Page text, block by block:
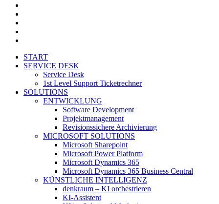
Close
Menu
START
SERVICE DESK
Service Desk
1st Level Support Ticketrechner
SOLUTIONS
ENTWICKLUNG
Software Development
Projektmanagement
Revisionssichere Archivierung
MICROSOFT SOLUTIONS
Microsoft Sharepoint
Microsoft Power Platform
Microsoft Dynamics 365
Microsoft Dynamics 365 Business Central
KÜNSTLICHE INTELLIGENZ
denkraum – KI orchestrieren
KI-Assistent